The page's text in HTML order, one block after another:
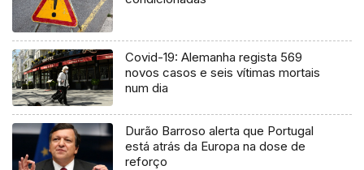
Covid-19: Alemanha regista 569
novos casos e seis vítimas mortais
num dia
Durão Barroso alerta que Portugal
está atrás da Europa na dose de
reforço